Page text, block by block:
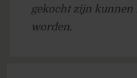
gekocht zijn kunnen
worden.